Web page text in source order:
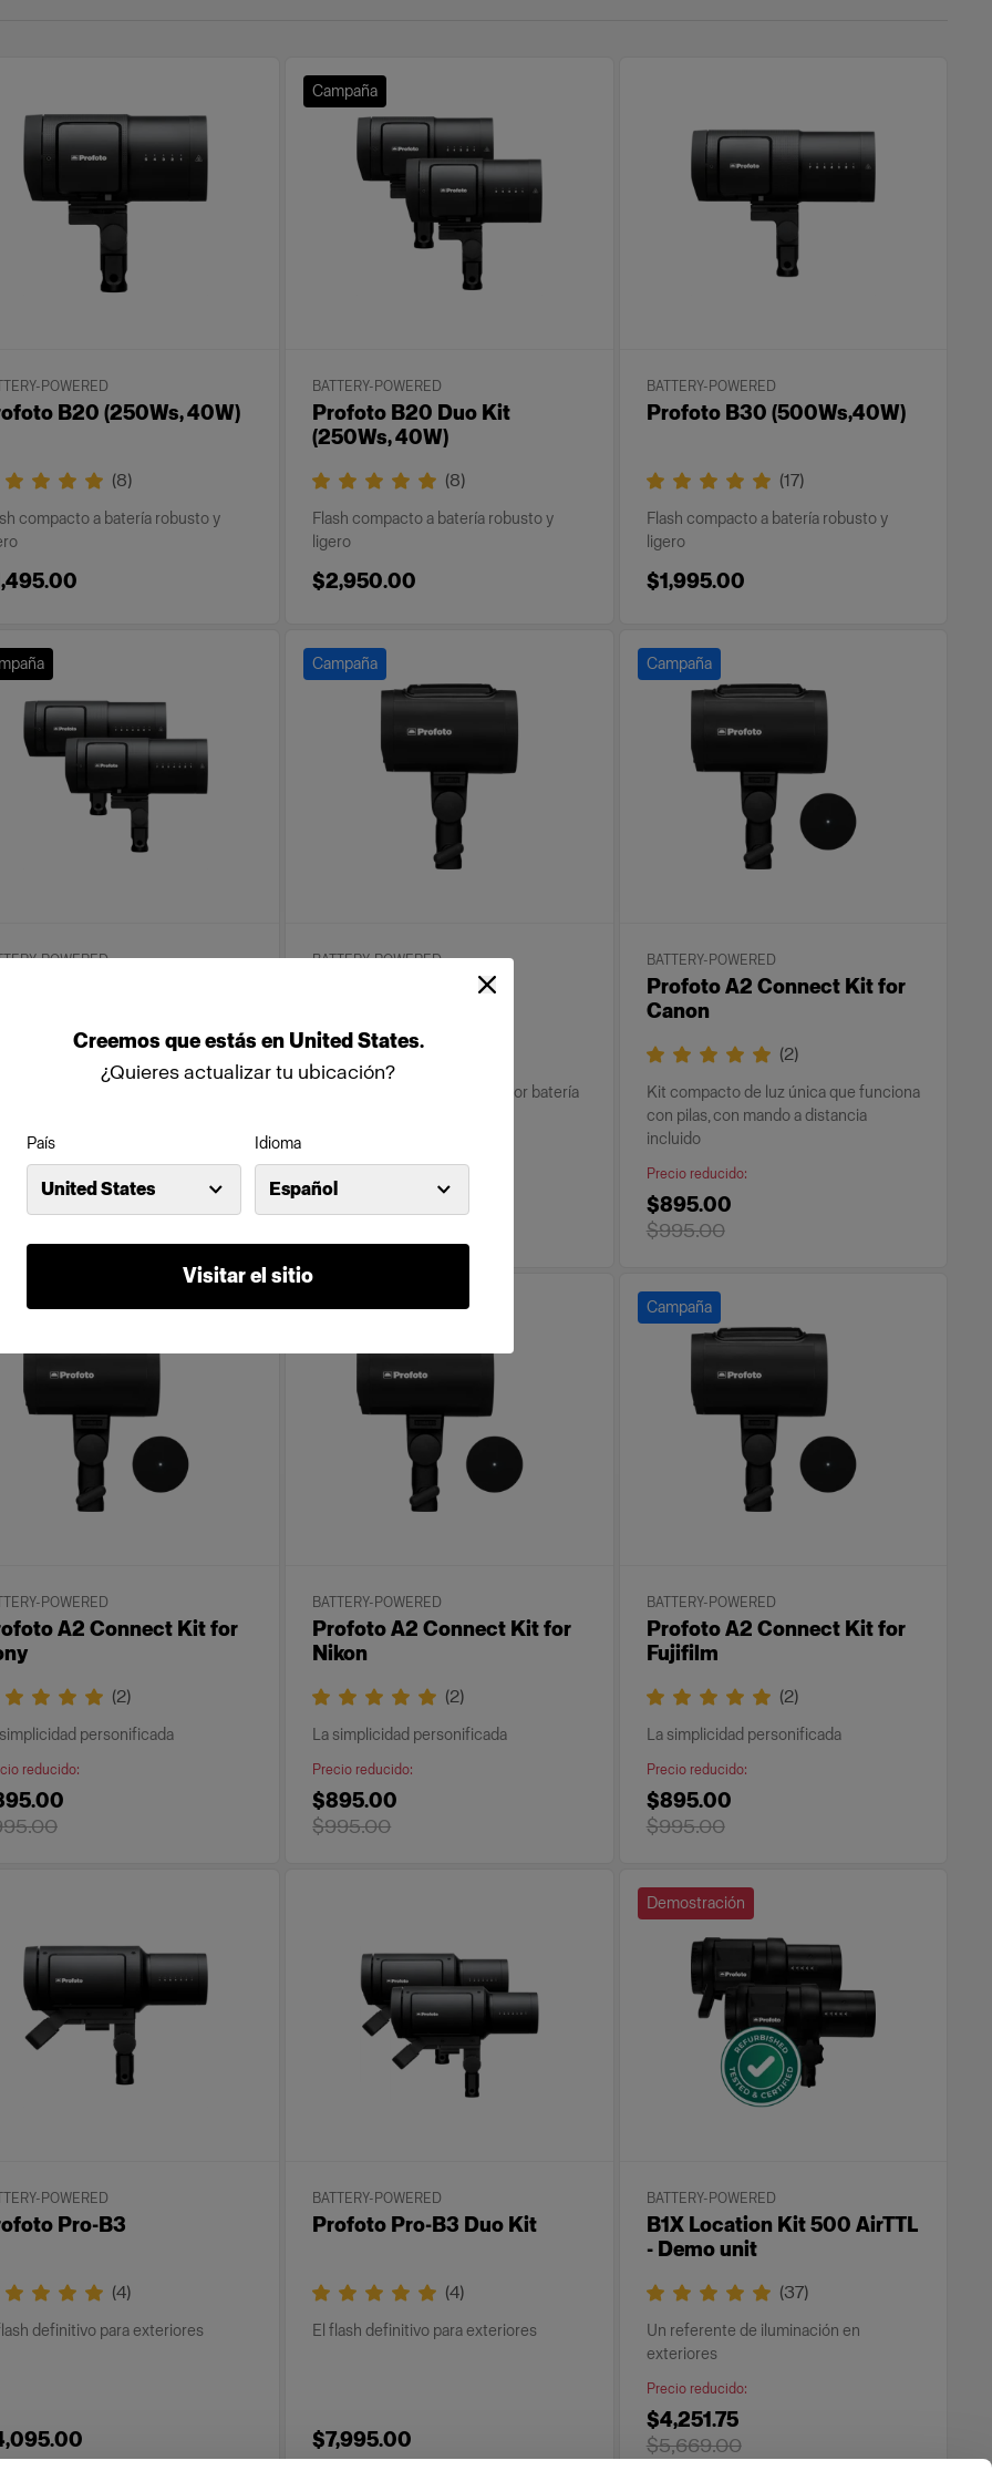
Creemos queestás en United States.
¿Quieres actualizar tu ubicación?
País
United States
Idioma
Español
Visitar el sitio
POWERED
B20 (250Ws, 40W)
(8)
compacto a batería robusto y
Campaña
BATTERY-POWERED
Profoto B20 Duo Kit
(250Ws, 40W)
(8)
Flash compacto a batería robusto y
ligero
$2,950.00
BATTERY-POWERED
Profoto B30 (500Ws,40W)
(17)
Flash compacto a batería robusto y
ligero
$1,995.00
POWERED
B30 Duo Kit
(17)
compacto a batería robusto y
Campaña
BATTERY-POWERED
Foco compacto alimentado por batería
Campaña
BATTERY-POWERED
Profoto A2 Connect Kit for
Canon
(2)
Kit compacto de luz única que funciona
con pilas, con mando a distancia
incluido
Precio reducido:
$895.00
$995.00
POWERED
A2 Connect Kit for
(2)
personificada
reducido:
Campaña
BATTERY-POWERED
Profoto A2 Connect Kit for
Nikon
(2)
La simplicidad personificada
Precio reducido:
$895.00
$995.00
Campaña
BATTERY-POWERED
Profoto A2 Connect Kit for
Fujifilm
(2)
La simplicidad personificada
Precio reducido:
$895.00
$995.00
POWERED
Pro-B3
(4)
definitivo para exteriores
BATTERY-POWERED
Profoto Pro-B3 Duo Kit
(4)
El flash definitivo para exteriores
$7,995.00
Demostración
BATTERY-POWERED
B1X Location Kit 500 AirTTL
- Demo unit
(37)
Un referente de iluminación en
exteriores
Precio reducido:
$4,251.75
$5,669.00